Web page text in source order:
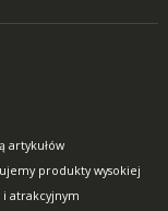
artykułów
produkty wysokiej
atrakcyjnym